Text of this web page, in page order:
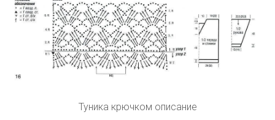
Туника крючком описание